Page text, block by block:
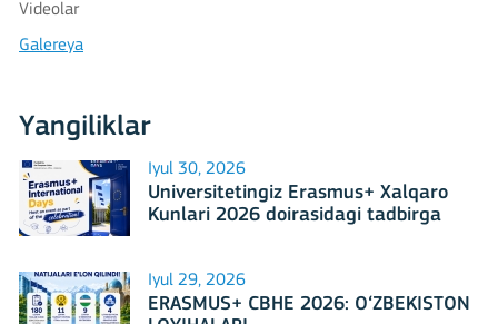
Videolar
Galereya
Yangiliklar
Iyul 30, 2026
Universitetingiz Erasmus+ Xalqaro
Kunlari 2026 doirasidagi tadbirga
Iyul 29, 2026
ERASMUS+ CBHE 2026: O‘ZBEKISTON